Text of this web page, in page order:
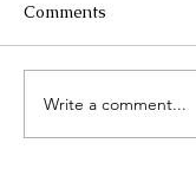
Maak kennis
nieuwe
Comments
Write a comment...